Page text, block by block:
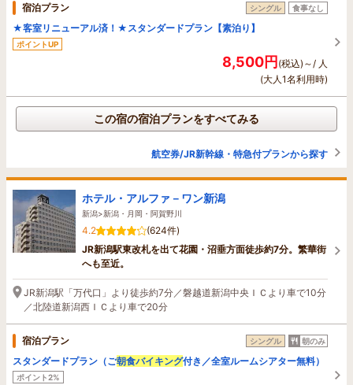
宿泊プラン シングル 食事なし
★客室リニューアル済！★スタンダードプラン【素泊り】
ポイントUP
8,500円(税込)～/ 人
(大人1名利用時)
この宿の宿泊プランをすべてみる
航空券/JR新幹線・特急付プランから探す
ホテル・アルファ－ワン新潟
新潟>新潟・月岡・阿賀野川
4.2
(624件)
JR新潟駅東改札を出て花園・沼垂方面徒歩約7分。繁華街
へも至近。
JR新潟駅「万代口」より徒歩約7分／磐越道新潟中央ＩＣより車で10分
／北陸道新潟西ＩＣより車で20分
宿泊プラン シングル 朝のみ
スタンダードプラン（ご朝食バイキング付き／全室ルームシアター無料）
ポイント2%